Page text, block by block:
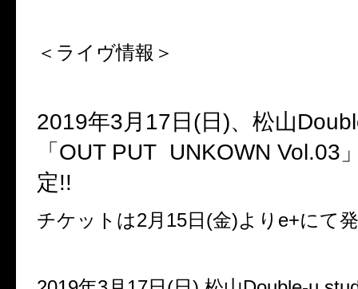
＜ライヴ情報＞
2019年3月 17 日(日)、松山
「 OUT PUT UNKOWN Vol.03
定!!
チケットは2月 15日(金)より e+にて